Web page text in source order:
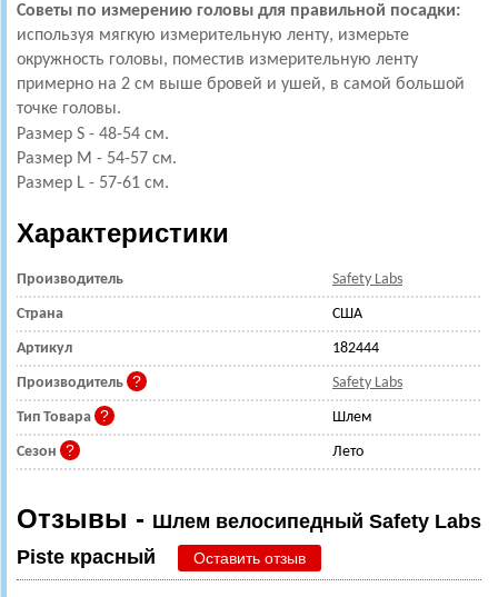
Советы по измерению головы для правильной посадки:
используя мягкую измерительную ленту, измерьте
окружность головы, поместив измерительную ленту
примерно на 2 см выше бровей и ушей, в самой большой
точке головы.
Размер S - 48-54 см.
Размер M - 54-57 см.
Размер L - 57-61 см.
Характеристики
Производитель Safety Labs
Страна США
Артикул 182444
Производитель Safety Labs
Тип Товара Шлем
Сезон Лето
Отзывы - Шлем велосипедный Safety Labs
Piste красный
Оставить отзыв